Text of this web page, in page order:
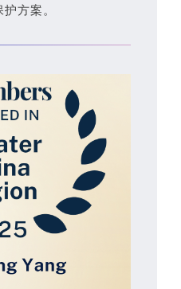
方案。